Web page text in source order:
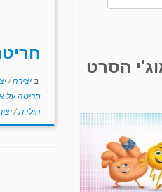
הסרט
ביצירה/
חריטה על
הולדת/